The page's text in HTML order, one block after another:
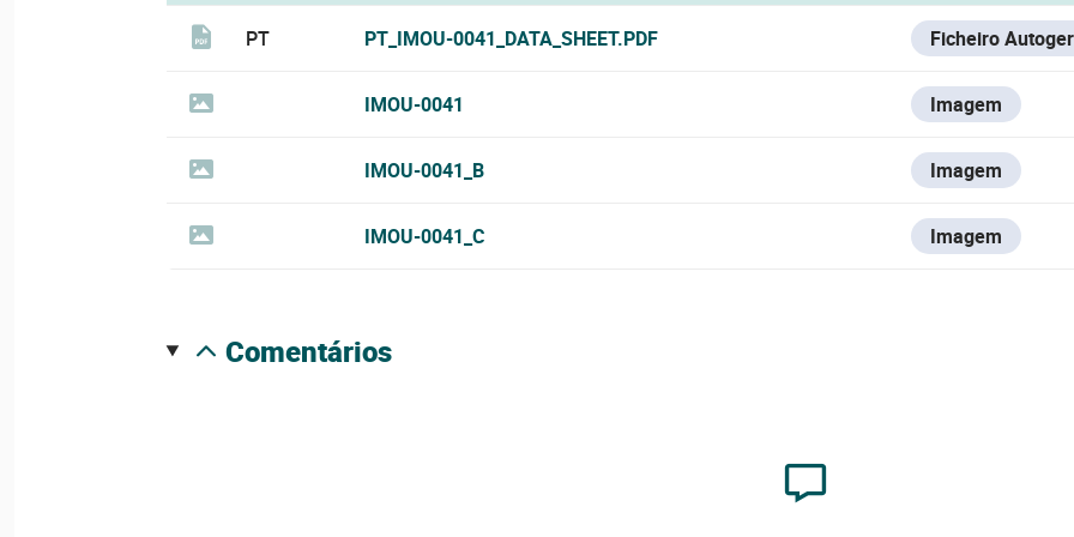
PT PT_IMOU-0041_DATA_SHEET.PDF Ficheiro
IMOU-0041 Imagem
IMOU-0041_B Imagem
IMOU-0041_C Imagem
comentários